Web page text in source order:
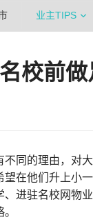
业主TIPS
校前
不同的理由，对
在他们升上小
进驻名校网物